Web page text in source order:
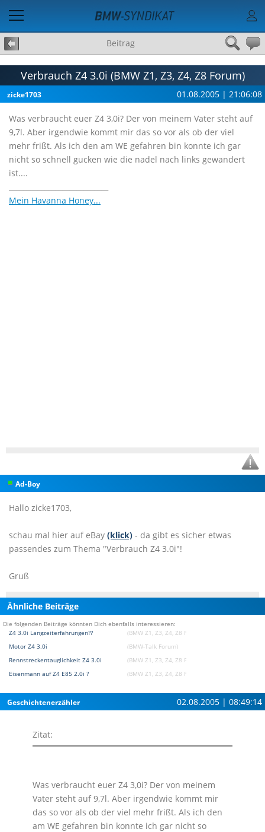
Beitrag
Verbrauch Z4 3.0i (BMW Z1, Z3, Z4, Z8 Forum)
zicke1703 01.08.2005 | 21:06:08
Was verbraucht euer Z4 3,0i? Der von meinem Vater steht auf
9,7l. Aber irgendwie kommt mir das so vor als ob der viel
mehr frißt. Als ich den am WE gefahren bin konnte ich gar
nicht so schnell gucken wie die nadel nach links gewandert
ist....
Mein Havanna Honey...
Ad-Boy
Hallo zicke1703,
schau mal hier auf eBay (klick) - da gibt es sicher etwas
passendes zum Thema "Verbrauch Z4 3.0i"!
Gruß
Ähnliche Beiträge
Die folgenden Beiträge könnten Dich ebenfalls interessieren:
Z4 3.0i Langzeiterfahrungen??
(BMW Z1, Z3, Z4, Z8 Forum)
Motor Z4 3.0i
(BMW-Talk Forum)
Rennstreckentauglichkeit Z4 3.0i
(BMW Z1, Z3, Z4, Z8 Forum)
Eisenmann auf Z4 E85 2.0i ?
(BMW Z1, Z3, Z4, Z8 Forum)
Geschichtenerzähler 02.08.2005 | 08:49:14
Zitat:
Was verbraucht euer Z4 3,0i? Der von meinem
Vater steht auf 9,7l. Aber irgendwie kommt mir
das so vor als ob der viel mehr frißt. Als ich den
am WE gefahren bin konnte ich gar nicht so